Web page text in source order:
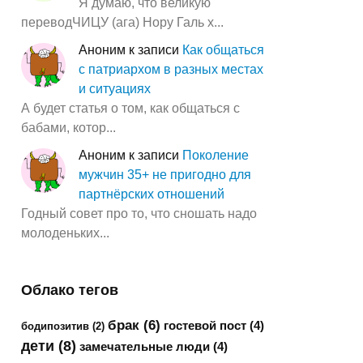
Я думаю, что великую
переводЧИЦУ (ага) Нору Галь х...
Аноним к записи Как общаться
с патриархом в разных местах
и ситуациях
А будет статья о том, как общаться с
бабами, котор...
Аноним к записи Поколение
мужчин 35+ не пригодно для
партнёрских отношений
Годный совет про то, что сношать надо
молоденьких...
Облако тегов
бодипозитив (2) брак (6) гостевой пост (4)
дети (8) замечательные люди (4)